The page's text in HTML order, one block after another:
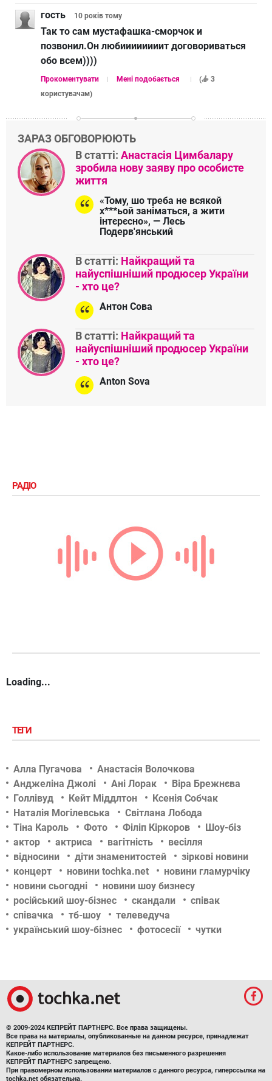
гость 10 років тому
Так то сам мустафашка-сморчок и
позвонил.Он любиииииииит договориваться
обо всем))))
Прокоментувати Мені подобається (
3
користувачам)
ЗАРАЗ ОБГОВОРЮЮТЬ
В статті: Анастасія Цимбалару
зробила нову заяву про особисте
життя
«Тому, шо треба не всякой
х***ьой заніматься, а жити
інтєрєсно», — Лесь
Подерв'янський
В статті: Найкращий та
найуспішніший продюсер України
- хто це?
Антон Сова
В статті: Найкращий та
найуспішніший продюсер України
- хто це?
Anton Sova
РАДІО
Loading...
ТЕГИ
Алла Пугачова
Анастасія Волочкова
Анджеліна Джолі
Ані Лорак
Віра Брежнєва
Голлівуд
Кейт Міддлтон
Ксенія Собчак
Наталія Могілевська
Світлана Лобода
Тіна Кароль
Фото Філіп Кіркоров
Шоу-біз
актор
актриса вагітність
весілля
відносини
діти знаменитостей
зіркові новини
концерт
новини tochka.net
новини гламурчіку
новини сьогодні
новини шоу бизнесу
російський шоу-бізнес
скандали
співак
співачка
тб-шоу
телеведуча
український шоу-бізнес
фотосесії чутки
© 2009-2024 КЕПРЕЙТ ПАРТНЕРС. Все права защищены.
Все права на материалы, опубликованные на данном ресурсе, принадлежат
КЕПРЕЙТ ПАРТНЕРС.
Какое-либо использование материалов без письменного разрешения
КЕПРЕЙТ ПАРТНЕРС запрещено.
При правомерном использовании материалов с данного ресурса, гиперссылка на
tochka.net обязательна.